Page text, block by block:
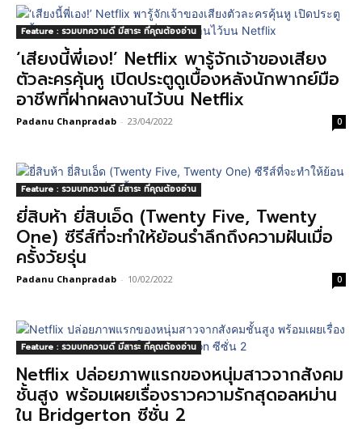
Feature : รวมบทความดี มีสาระ ที่คุณต้องอ่าน
‘เสียงนี้พี่เอง!’ Netflix พารู้จักเจ้าของเสียง
ตัวละครคุ้นหู เปิดประตูดูเบื้องหลังนักพากย์มือ
อาชีพที่ฝากผลงานไว้บน Netflix
Padanu Chanpradab - 23/04/2022 0
Feature : รวมบทความดี มีสาระ ที่คุณต้องอ่าน
ยี่สิบห้า ยี่สิบเอ็ด (Twenty Five, Twenty
One) ซีรีส์ที่จะทำให้ย้อนรำลึกถึงความฝันเมื่อ
ครั้งวัยรุ่น
Padanu Chanpradab - 10/02/2022 0
Feature : รวมบทความดี มีสาระ ที่คุณต้องอ่าน
Netflix ปล่อยภาพแรกของหนุ่มสาวจากสังคม
ชั้นสูง พร้อมเผยเรื่องราวความรักสุดอลหม่าน
ใน Bridgerton ซีซั่น 2